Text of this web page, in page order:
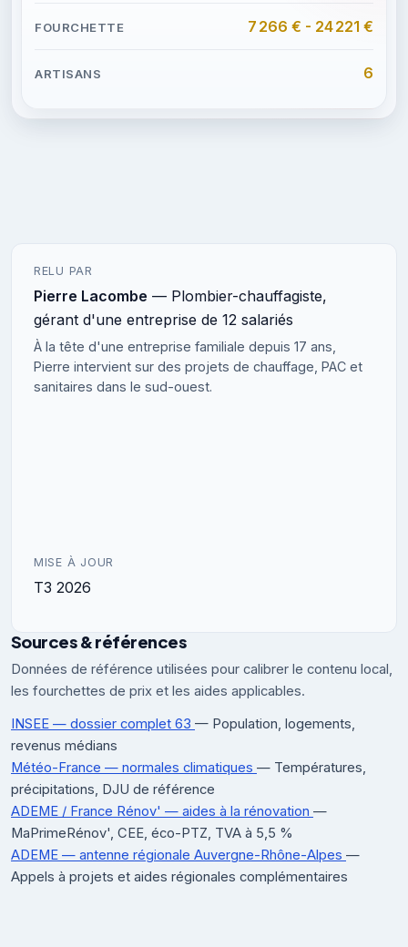
7 266 € - 24 221 €
6
RELU PAR
Pierre Lacombe — Plombier-chauffagiste,
gérant d'une entreprise de 12 salariés
À la tête d'une entreprise familiale depuis 17 ans,
Pierre intervient sur des projets de chauffage, PAC et
sanitaires dans le sud-ouest.
MISE À JOUR
T3 2026
Sources & références
Données de référence utilisées pour calibrer le contenu local,
les fourchettes de prix et les aides applicables.
INSEE — dossier complet 63 — Population, logements,
revenus médians
Météo-France — normales climatiques — Températures,
précipitations, DJU de référence
ADEME / France Rénov' — aides à la rénovation —
MaPrimeRénov', CEE, éco-PTZ, TVA à 5,5 %
ADEME — antenne régionale Auvergne-Rhône-Alpes —
Appels à projets et aides régionales complémentaires